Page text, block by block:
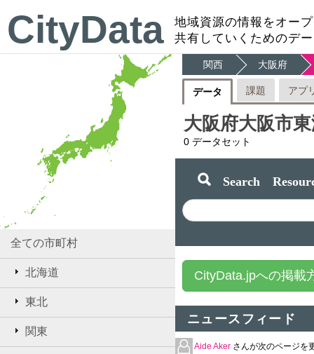
CityData
地域資源の情報をオー
共有していくためのデ
全ての市町村
北海道
東北
関東
関西 大阪府
データ 課題 アプ
大阪府大阪市
0 データセット
Search
CityData.jpへの掲載
ニュースフィード
Aide Aker さんが次のページを